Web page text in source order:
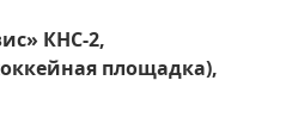
КНС-2,
площадка),